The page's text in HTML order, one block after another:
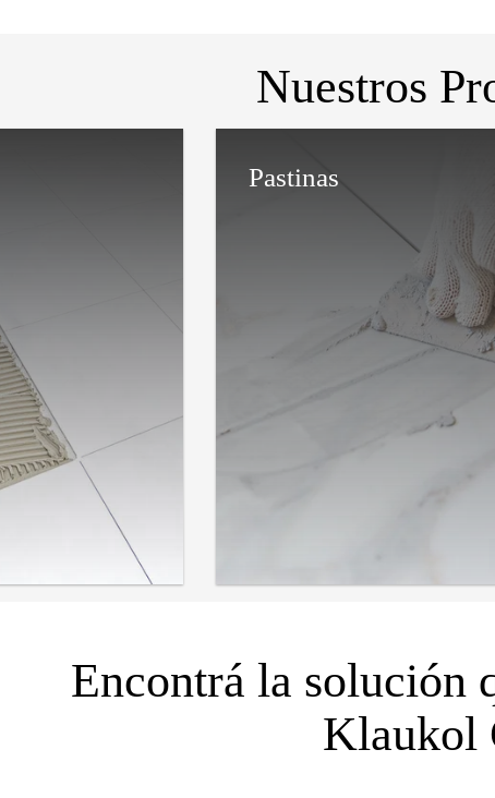
Nuestros
Pastinas
Encontrá la solución
Klaukol